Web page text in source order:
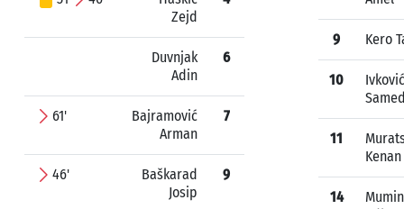
Zejd
Duvnjak
Adin
6
61'
Bajramović
Arman
7
46'
Baškarad
Josip
9
9 Kero
10
Ivković
11
Kenan
14